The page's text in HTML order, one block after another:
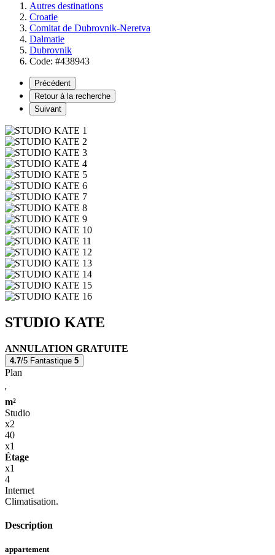
Autres destinations
Croatie
Comitat de Dubrovnik-Neretva
Dalmatie
Dubrovnik
Code: #438943
Précédent
Retour à la recherche
Suivant
STUDIO KATE
ANNULATION GRATUITE
4.7/5 Fantastique 5
Plan
'
m²
Studio
x2
40
x1
Étage
x1
4
Internet
Climatisation.
Description
appartement